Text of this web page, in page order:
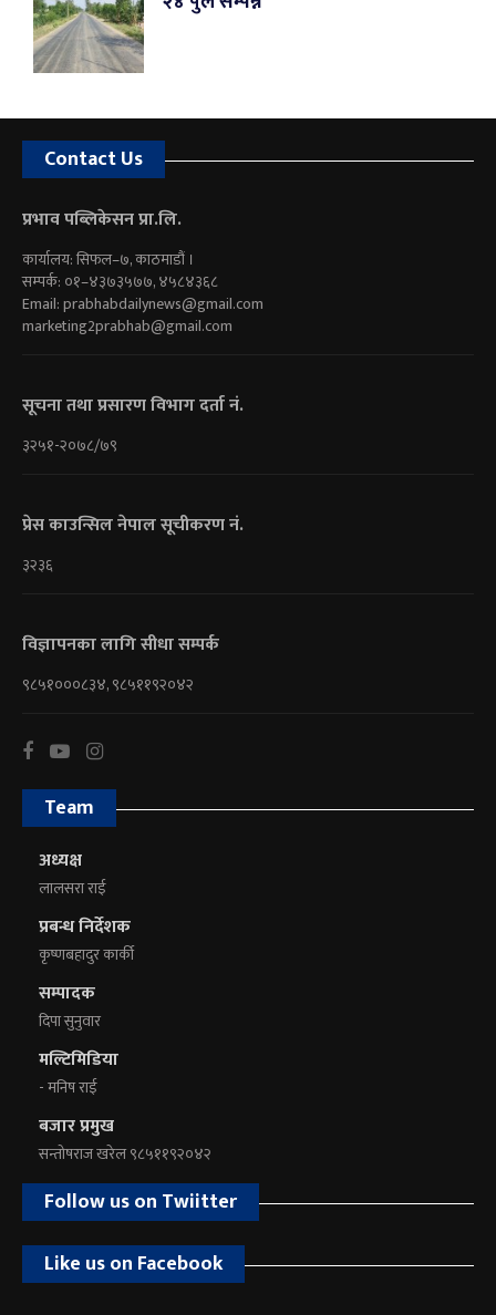
Contact Us
प्रभाव पब्लिकेसन प्रा.लि.
कार्यालय: सिफल–७, काठमाडौं ।
सम्पर्क: ०१–४३७३५७७, ४५८४३६८
Email:prabhabdailynews@gmail.com
marketing2prabhab@gmail.com
सूचना तथा प्रसारण विभाग दर्ता नं.
३२५१-२०७८/७९
प्रेस काउन्सिल नेपाल सूचीकरण नं.
३२३६
विज्ञापनका लागि सीधा सम्पर्क
९८५१०००८३४, ९८५११९२०४२
Team
अध्यक्ष
लालसरा राई
प्रबन्ध निर्देशक
कृष्णबहादुर कार्की
सम्पादक
दिपा सुनुवार
मल्टिमिडिया
- मनिष राई
बजार प्रमुख
सन्तोषराज खरेल ९८५११९२०४२
Follow us on Twiitter
Like us on Facebook